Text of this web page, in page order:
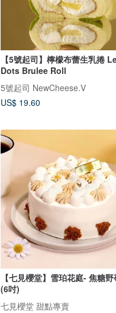
【5號起司】檸檬布蕾生乳捲
Dots Brulee Roll
5號起司 NewCheese.V
US$ 19.60
【七見櫻堂】雪珀花庭- 焦糖
(6吋)
七見櫻堂 甜點專賣